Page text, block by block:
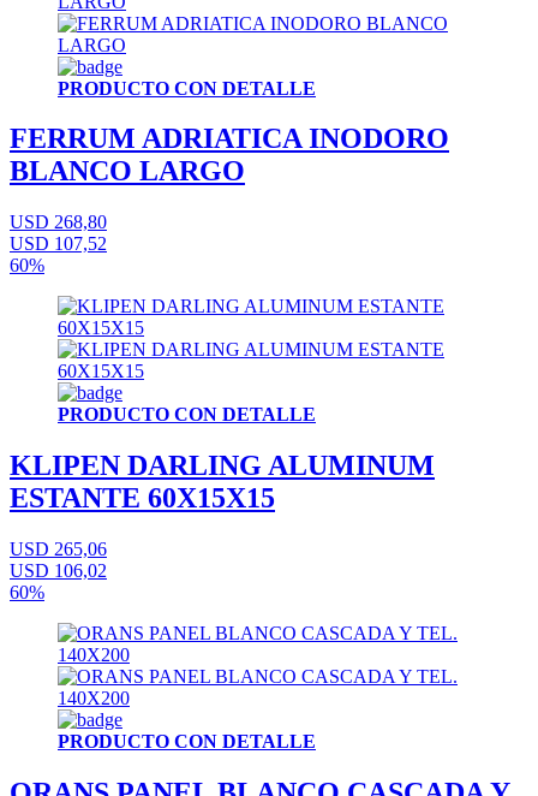
PRODUCTO CON DETALLE
FERRUM ADRIATICA INODORO
BLANCO LARGO
USD 268,80
USD 107,52
60%
PRODUCTO CON DETALLE
KLIPEN DARLING ALUMINUM
ESTANTE 60X15X15
USD 265,06
USD 106,02
60%
PRODUCTO CON DETALLE